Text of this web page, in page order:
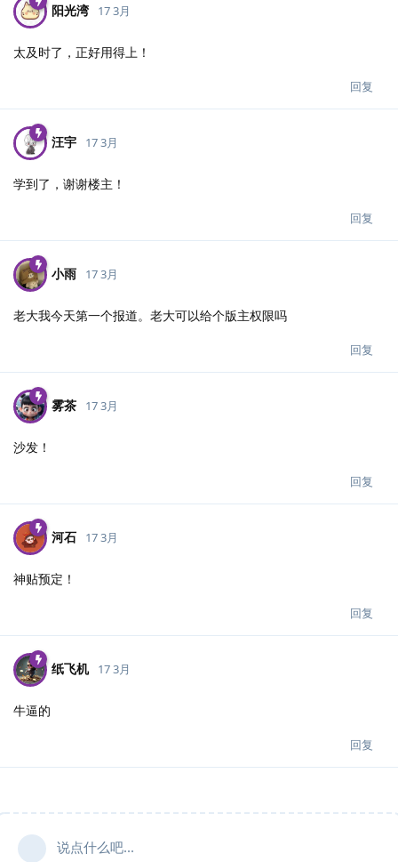
阳光湾 17 3月
太及时了，正好用得上！
回复
汪宇 17 3月
学到了，谢谢楼主！
回复
小雨 17 3月
老大我今天第一个报道。老大可以给个版主权限吗
回复
雾茶 17 3月
沙发！
回复
河石 17 3月
神贴预定！
回复
纸飞机 17 3月
牛逼的
回复
说点什么吧...